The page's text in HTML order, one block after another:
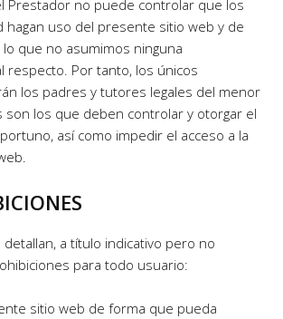
Prestador no puede controlar que los
hagan uso del presente sitio web y de
que no asumimos ninguna
respecto. Por tanto, los únicos
los padres y tutores legales del menor
son los que deben controlar y otorgar el
así como impedir el acceso a la
a título indicativo pero no
para todo usuario: